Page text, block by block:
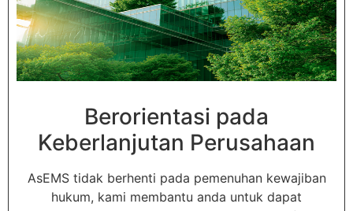
Berorientasi pada
Keberlanjutan Perusahaan
AsEMS tidak berhenti pada pemenuhan kewajiban
hukum, kami membantu anda untuk dapat